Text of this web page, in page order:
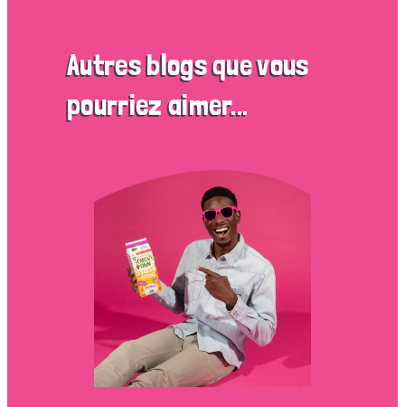
Autres blogs que vous
pourriez aimer...